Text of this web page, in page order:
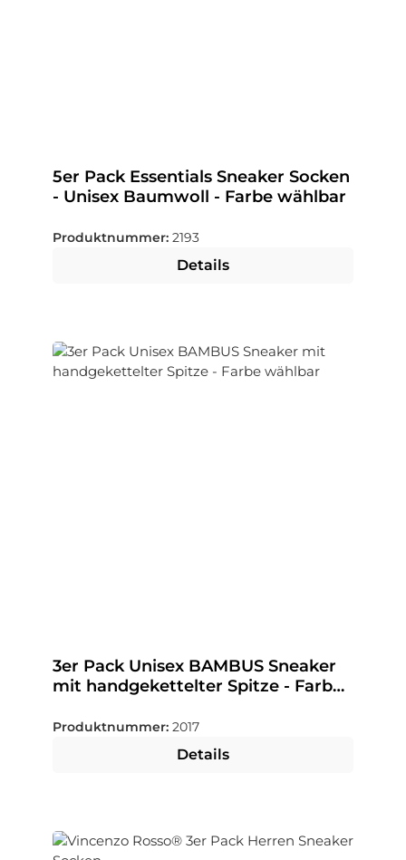
5er Pack Essentials Sneaker Socken
- Unisex Baumwoll - Farbe wählbar
Produktnummer: 2193
Details
3er Pack Unisex BAMBUS Sneaker
mit handgekettelter Spitze - Farbe
Produktnummer: 2017
Details